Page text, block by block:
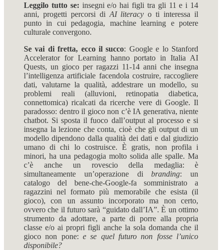
Leggilo tutto se: insegni e/o hai figli tra gli 11 e i 14
anni, progetti percorsi di AI literacy o ti interessa il
punto in cui pedagogia, machine learning e potere
culturale convergono.
Se vai di fretta, ecco il succo: Google e lo Stanford
Accelerator for Learning hanno portato in Italia AI
Quests, un gioco per ragazzi 11-14 anni che insegna
l’intelligenza artificiale facendola costruire, raccogliere
dati, valutarne la qualità, addestrare un modello, su
problemi reali (alluvioni, retinopatia diabetica,
connettomica) ricalcati da ricerche vere di Google. Il
paradosso: dentro il gioco non c’è IA generativa, niente
chatbot. Si sposta il fuoco dall’output al processo e si
insegna la lezione che conta, cioè che gli output di un
modello dipendono dalla qualità dei dati e dal giudizio
umano di chi lo costruisce. È gratis, non profila i
minori, ha una pedagogia molto solida alle spalle. Ma
c’è anche un rovescio della medaglia: è
simultaneamente un’operazione dibranding: un
catalogo del bene-che-Google-fa somministrato a
ragazzini nel formato più memorabile che esista (il
gioco), con un assunto incorporato ma non certo,
ovvero che il futuro sarà “guidato dall’IA”. È un ottimo
strumento da adottare, a parte di porre alla propria
classe e/o ai propri figli anche la sola domanda che il
gioco non pone: e se quel futuro non fosse l’unico
disponibile?